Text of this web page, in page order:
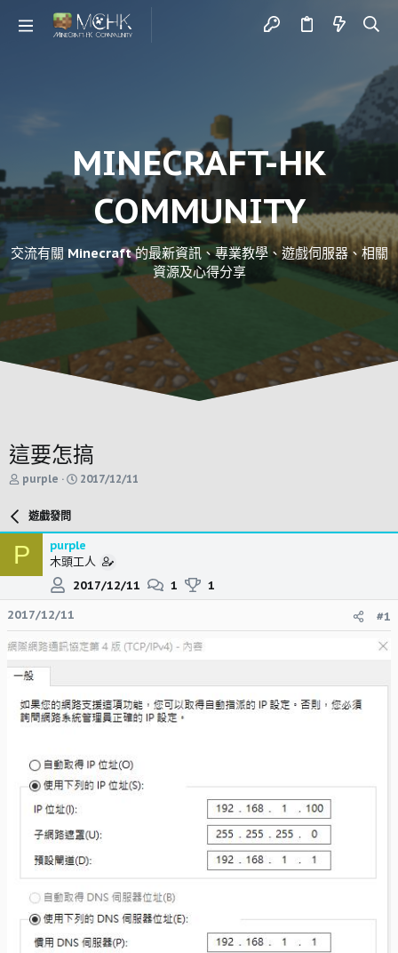
MINECRAFT-HK
COMMUNITY
交流有關 Minecraft 的最新資訊、專業教學、遊戲伺服器、相關
資源及心得分享
這要怎搞
主
發
起
人
purple
開
2017/12/11
遊戲發問
P
purple
木頭工人
2017/12/11
1
1
2017/12/11
#1